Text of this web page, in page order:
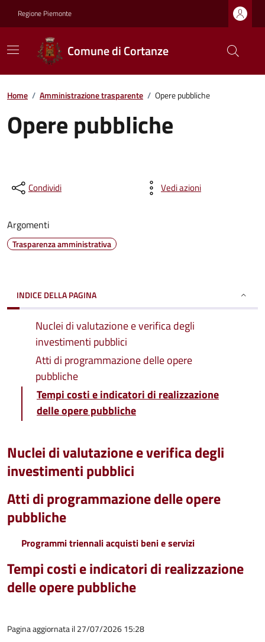
Regione Piemonte
Comune di Cortanze
Home / Amministrazione trasparente / Opere pubbliche
Opere pubbliche
Condividi Vedi azioni
Argomenti
Trasparenza amministrativa
INDICE DELLA PAGINA
Nuclei di valutazione e verifica degli
investimenti pubblici
Atti di programmazione delle opere
pubbliche
Tempi costi e indicatori di realizzazione
delle opere pubbliche
Nuclei di valutazione e verifica degli
investimenti pubblici
Atti di programmazione delle opere
pubbliche
Programmi triennali acquisti beni e servizi
Tempi costi e indicatori di realizzazione
delle opere pubbliche
Pagina aggiornata il 27/07/2026 15:28